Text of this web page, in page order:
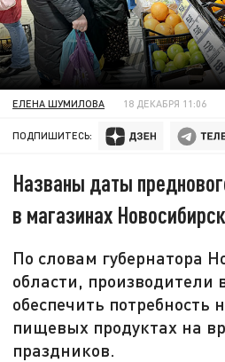
ЕЛЕНА ШУМИЛОВА 18 ДЕКАБРЯ 11:06
ПОДПИШИТЕСЬ:
Названы даты
в магазинах
По словам губернатора
области, производители
обеспечить потребность
пищевых продуктах на
праздников.